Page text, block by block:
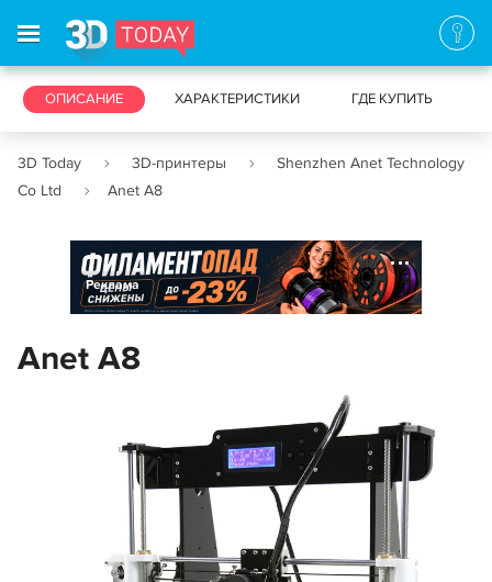
3D-ПРИНТЕРЫ 3D-СКАНЕРЫ
ОПИСАНИЕ ХАРАКТЕРИСТИКИ ГДЕ КУПИТЬ
3D Today 3D-принтеры
Shenzhen Anet Technology
Co Ltd
Anet A8
Реклама
Anet A8